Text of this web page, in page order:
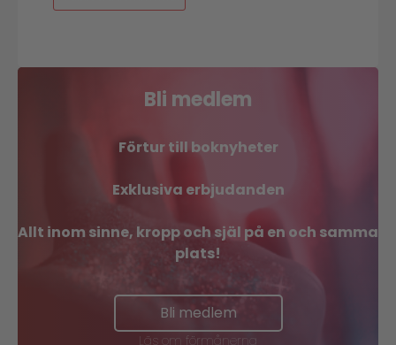
Bli medlem
Förtur till boknyheter
Exklusiva erbjudanden
Allt inom sinne, kropp och själ på en och samma
plats!
Bli medlem
Läs om förmånerna